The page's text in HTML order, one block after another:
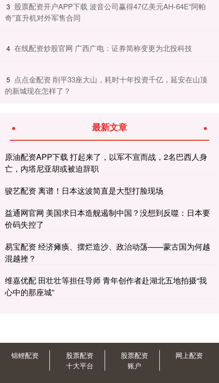
3 ​股票配资开户APP下载 波音公司赢得47亿美元AH-64E“阿帕
奇”直升机对外军售合同
4 ​在线配资炒股官网 广西广电：证券简称变更为北投科技
5 ​点点金配资 削平33座大山，耗时十年投资千亿，延安在山顶
的新城现在怎样了？
最新文章
原油配资APP下载 打起来了，以军不宣而战，2名巴西人身
亡，内塔尼亚胡或被迫辞职
骏艺配资 离谱！日本这波简直是大型打脸现场
益通网官网 美国求日本造舰遏制中国？没想到反噬：日本要
价码失控了
易宝配资 经济瘫痪、摆烂造沙、政治动荡——蒙古国为何越
混越挫？
维嘉优配 田壮壮等担任导师 青年创作者赴湖北五地拍摄“我
心中的那座城”
锦鲤配资
股票配资
十大平台
股票配资
账户
网上配资